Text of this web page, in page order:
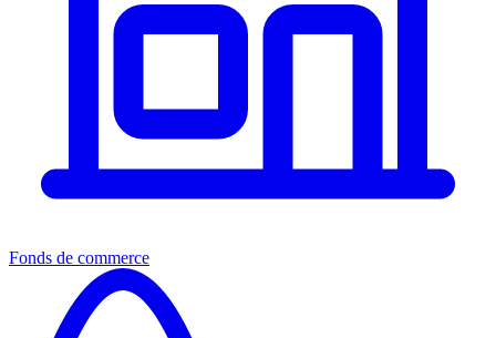
Fonds de commerce